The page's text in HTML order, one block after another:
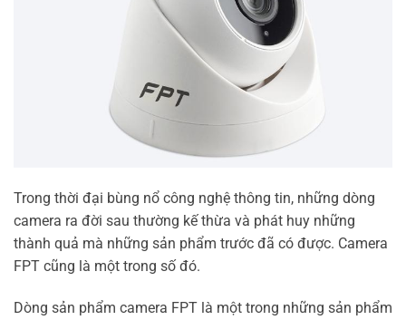
Trong thời đại bùng nổ công nghệ thông tin, những dòng
camera ra đời sau thường kế thừa và phát huy những
thành quả mà những sản phẩm trước đã có được. Camera
FPT cũng là một trong số đó.
Dòng sản phẩm camera FPT là một trong những sản phẩm